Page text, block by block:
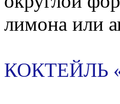
лимона или
КОКТЕЙЛЬ